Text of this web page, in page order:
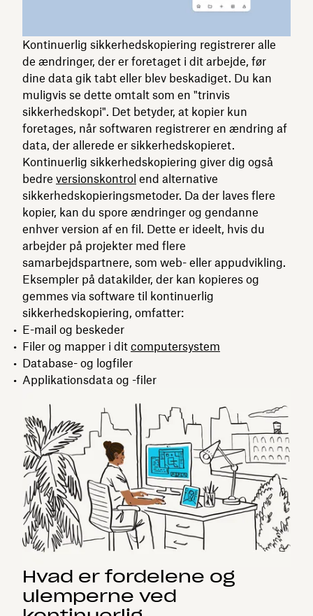
Kontinuerlig sikkerhedskopiering registrerer alle
de ændringer, der er foretaget i dit arbejde, før
dine data gik tabt eller blev beskadiget. Du kan
muligvis se dette omtalt som en "trinvis
sikkerhedskopi". Det betyder, at kopier kun
foretages, når softwaren registrerer en ændring af
data, der allerede er sikkerhedskopieret.
Kontinuerlig sikkerhedskopiering giver dig også
bedre versionskontrol end alternative
sikkerhedskopieringsmetoder. Da der laves flere
kopier, kan du spore ændringer og gendanne
enhver version af en fil. Dette er ideelt, hvis du
arbejder på projekter med flere
samarbejdspartnere, som web- eller appudvikling.
Eksempler på datakilder, der kan kopieres og
gemmes via software til kontinuerlig
sikkerhedskopiering, omfatter:
E-mail og beskeder
Filer og mapper i dit computersystem
Database- og logfiler
Applikationsdata og -filer
Hvad er fordelene og
ulemperne ved